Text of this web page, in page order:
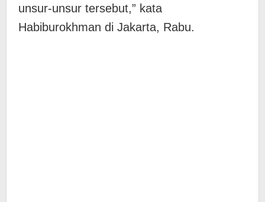
unsur-unsur tersebut,” kata
Habiburokhman di Jakarta, Rabu.